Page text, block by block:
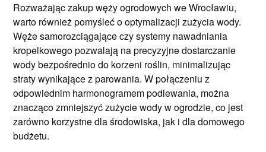
Rozważając zakup węży ogrodowych we Wrocławiu,
warto również pomyśleć o optymalizacji zużycia wody.
Węże samorozciągające czy systemy nawadniania
kropelkowego pozwalają na precyzyjne dostarczanie
wody bezpośrednio do korzeni roślin, minimalizując
straty wynikające z parowania. W połączeniu z
odpowiednim harmonogramem podlewania, można
znacząco zmniejszyć zużycie wody w ogrodzie, co jest
zarówno korzystne dla środowiska, jak i dla domowego
budżetu.